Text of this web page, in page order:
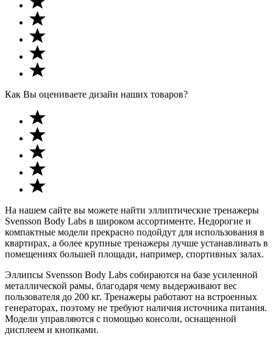
Как Вы оцениваете дизайн наших товаров?
На нашем сайте вы можете найти эллиптические тренажеры
Svensson Body Labs в широком ассортименте. Недорогие и
компактные модели прекрасно подойдут для использования в
квартирах, а более крупные тренажеры лучше устанавливать в
помещениях большей площади, например, спортивных залах.
Эллипсы Svensson Body Labs собираются на базе усиленной
металлической рамы, благодаря чему выдерживают вес
пользователя до 200 кг. Тренажеры работают на встроенных
генераторах, поэтому не требуют наличия источника питания.
Модели управляются с помощью консоли, оснащенной
дисплеем и кнопками.